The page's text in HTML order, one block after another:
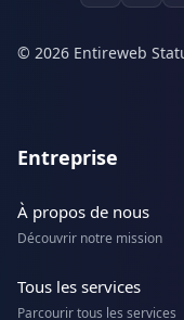
© 2026 Entireweb
Entreprise
À propos de nous
Découvrir notre mission
Tous les services
Parcourir tous les services